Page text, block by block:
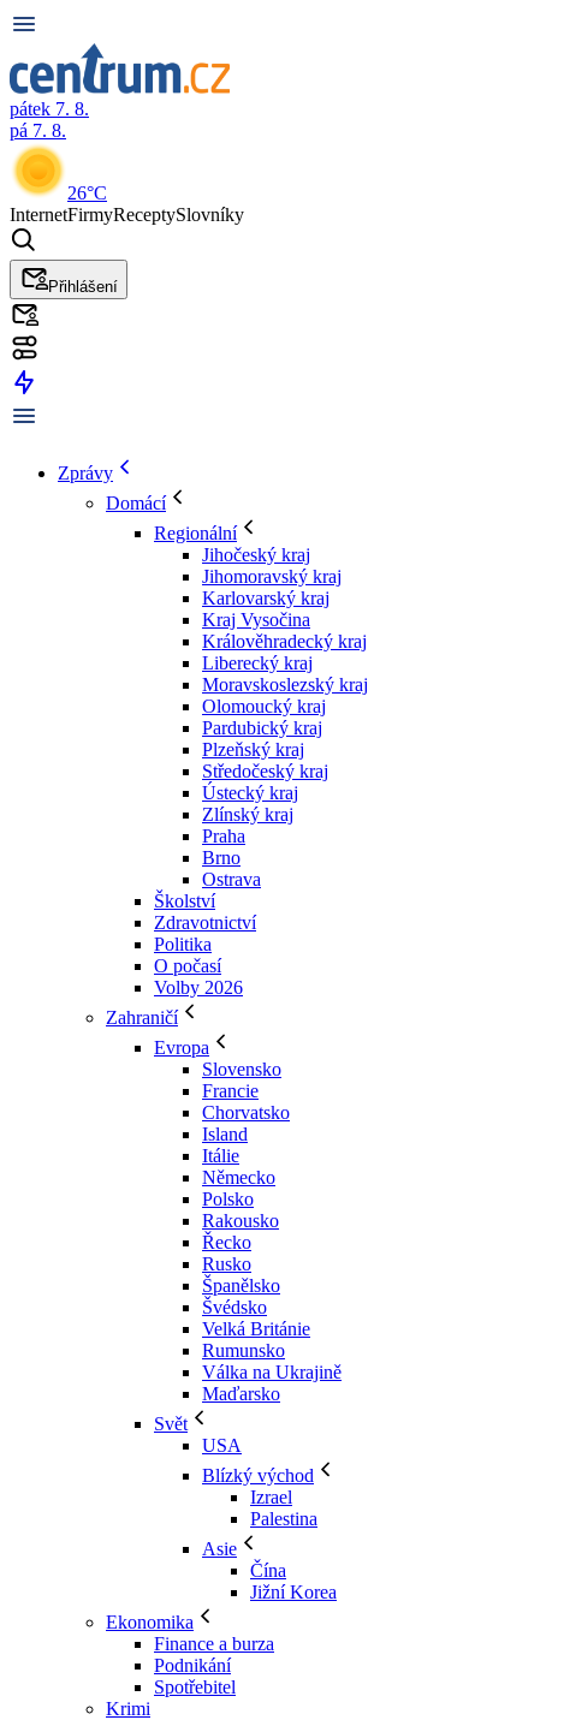
pátek 7. 8.
pá 7. 8.
26°C
InternetFirmyReceptySlovníky
Přihlášení
Zprávy
Domácí
Regionální
Jihočeský kraj
Jihomoravský kraj
Karlovarský kraj
Kraj Vysočina
Králověhradecký kraj
Liberecký kraj
Moravskoslezský kraj
Olomoucký kraj
Pardubický kraj
Plzeňský kraj
Středočeský kraj
Ústecký kraj
Zlínský kraj
Praha
Brno
Ostrava
Školství
Zdravotnictví
Politika
O počasí
Volby 2026
Zahraničí
Evropa
Slovensko
Francie
Chorvatsko
Island
Itálie
Německo
Polsko
Rakousko
Řecko
Rusko
Španělsko
Švédsko
Velká Británie
Rumunsko
Válka na Ukrajině
Maďarsko
Svět
USA
Blízký východ
Izrael
Palestina
Asie
Čína
Jižní Korea
Ekonomika
Finance a burza
Podnikání
Spotřebitel
Krimi